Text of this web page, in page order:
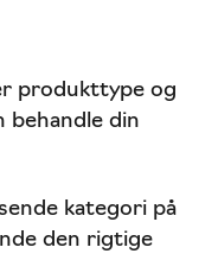
produkttype og
behandle din
kategori på
den rigtige